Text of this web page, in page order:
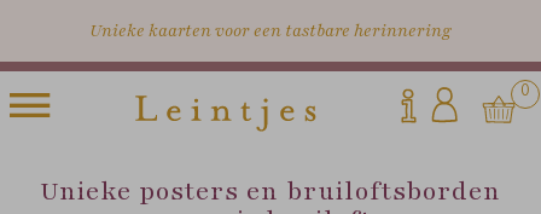
Unieke kaarten voor een tastbare herinnering
0
Unieke posters en bruiloftsborden